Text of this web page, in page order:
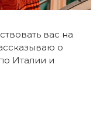
вас на
о
Италии и